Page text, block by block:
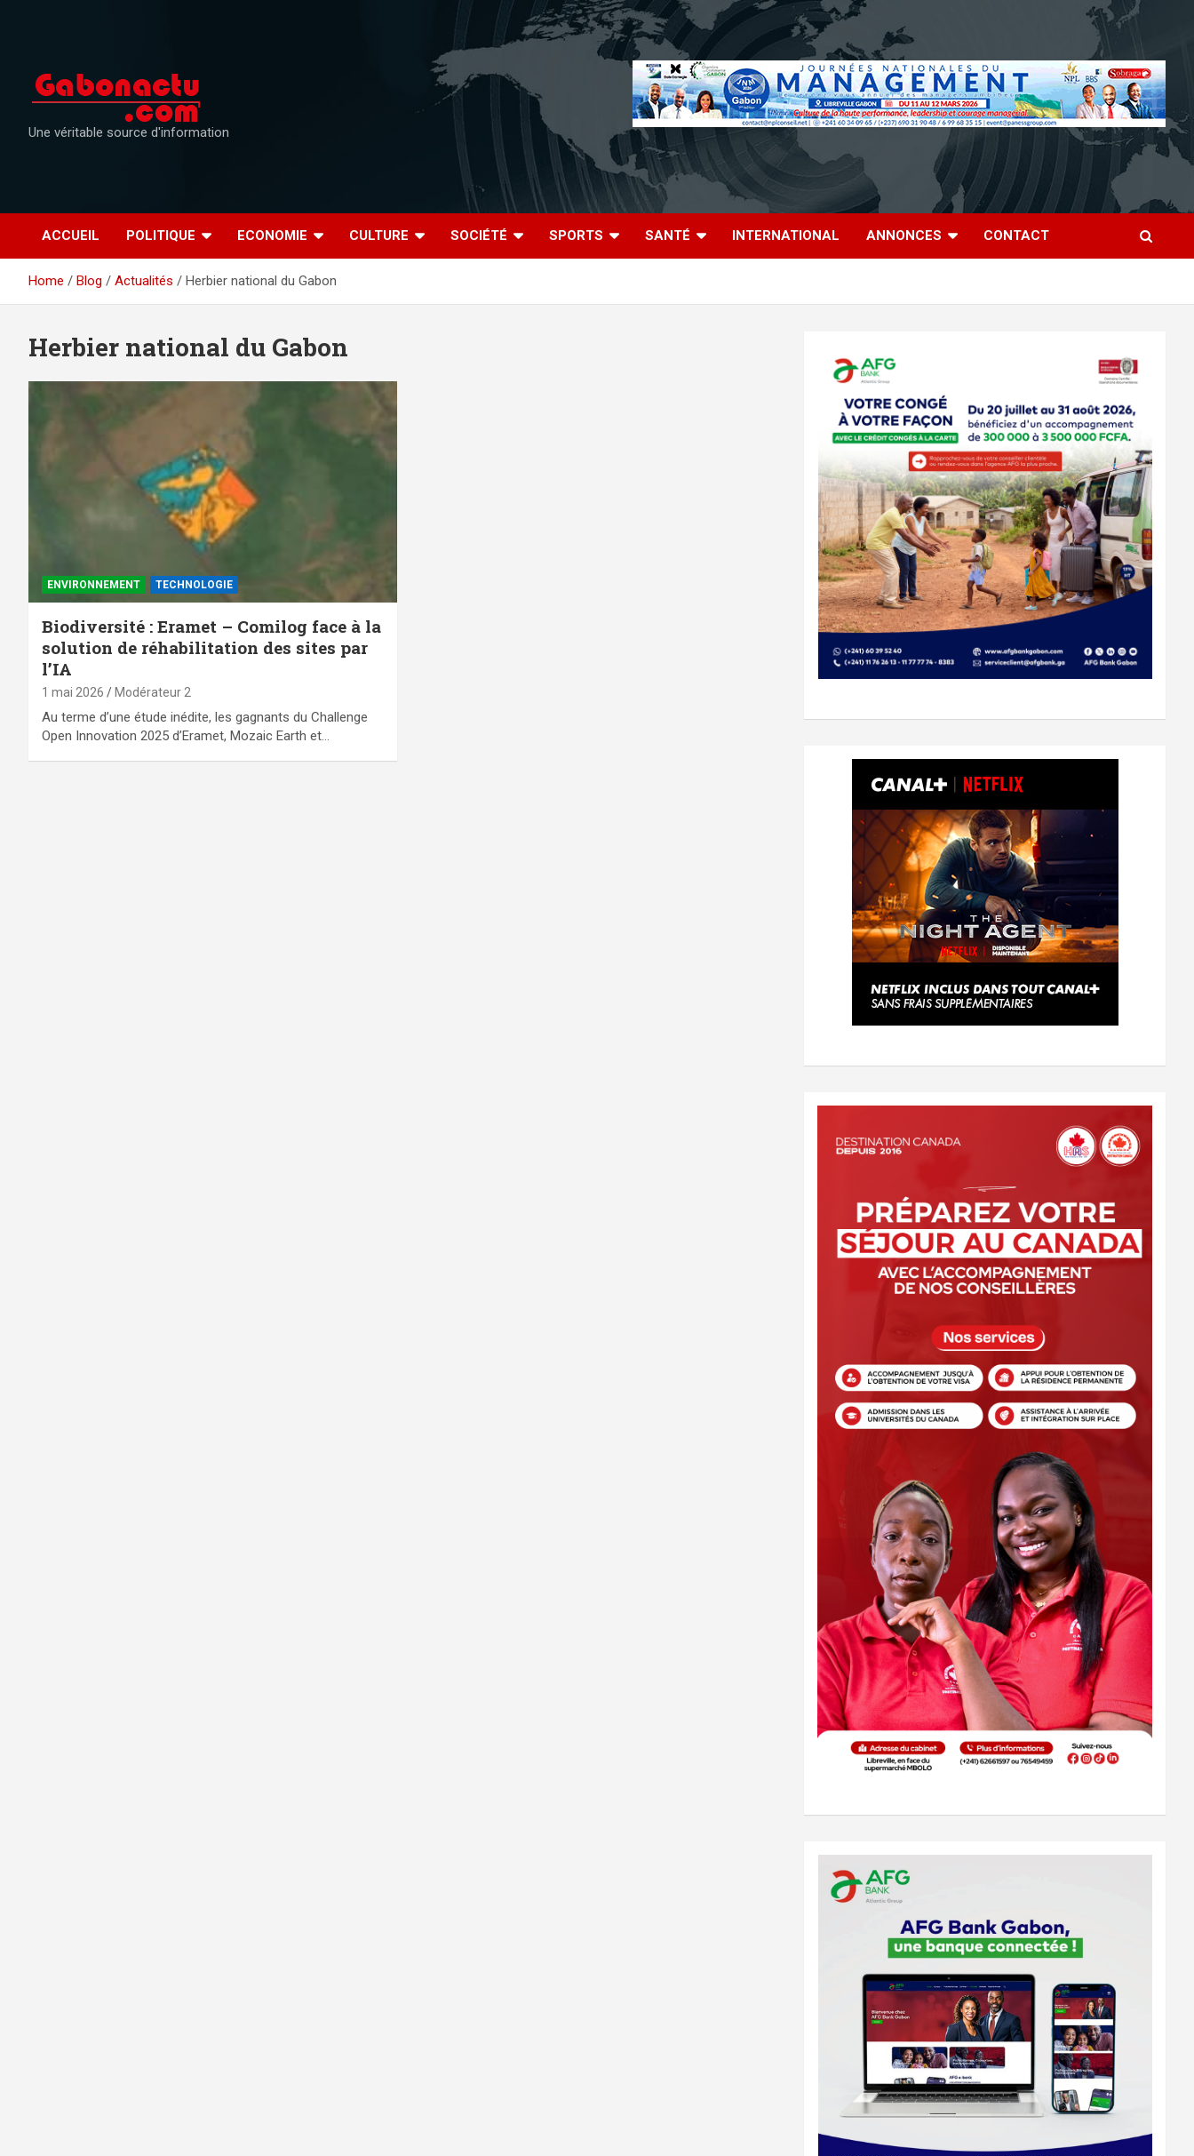
Une véritable source d'information
ACCUEIL POLITIQUE ECONOMIE CULTURE SOCIÉTÉ SPORTS SANTÉ INTERNATIONAL ANNONCES CONTACT
Home Blog Actualités Herbier national du Gabon
Herbier national du Gabon
ENVIRONNEMENT TECHNOLOGIE
Biodiversité : Eramet – Comilog face à la
solution de réhabilitation des sites par
l’IA
1 mai 2026 Modérateur 2
Au terme d’une étude inédite, les gagnants du Challenge
Open Innovation 2025 d’Eramet, Mozaic Earth et…